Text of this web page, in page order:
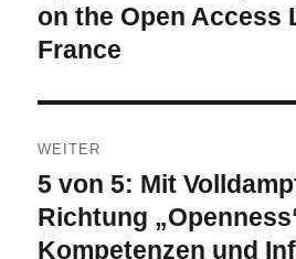
on the Open Access
France
WEITER
Nächster
Beitrag:
5 von 5: Mit
Richtung
Kompetenzen und